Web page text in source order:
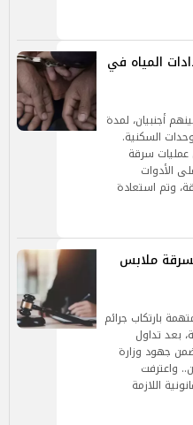
المياه في
بحبس 3 أشخاص، بينهم أجنبيان، لمدة
السكنية.
عمليات سرقة
الأدوات
5 وقائع سرقة، وتم استعادة
بسرقة ملابس
بارتكاب جرائم
بعد تداول
جهود وزارة
واعترفت
اللازمة